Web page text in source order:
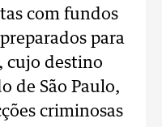
com fundos
para
cujo destino
de São Paulo,
criminosas